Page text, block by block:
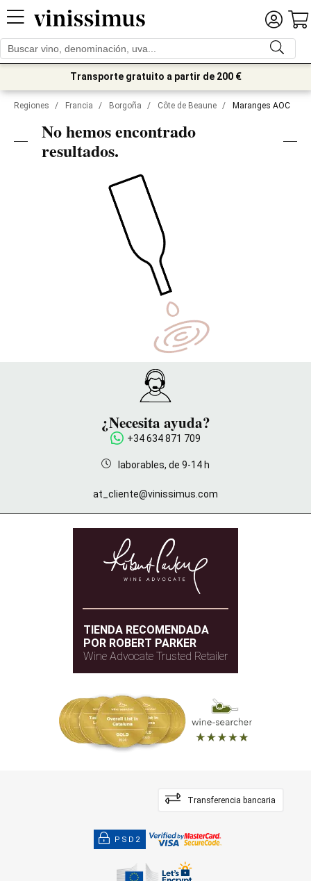
Transporte gratuito a partir de 200 €
Regiones / Francia / Borgoña / Côte de Beaune / Maranges AOC
No hemos encontrado
resultados.
¿Necesita ayuda?
+34 634 871 709
laborables, de 9-14 h
at_cliente@vinissimus.com
TIENDA RECOMENDADA
POR ROBERT PARKER
Wine Advocate Trusted Retailer
Transferencia bancaria
PSD2